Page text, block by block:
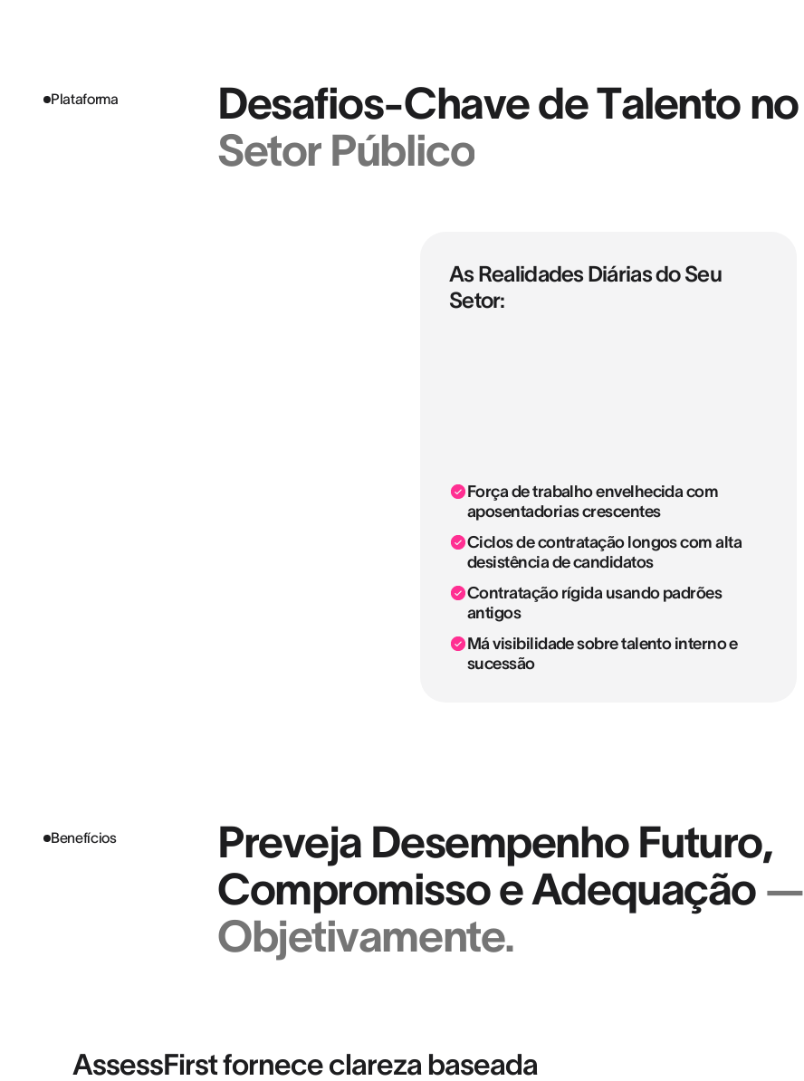
Plataforma
Desafios-Chave de Talento no
Setor Público
As Realidades Diárias do Seu
Setor:
Força de trabalho envelhecida com
aposentadorias crescentes
Ciclos de contratação longos com alta
desistência de candidatos
Contratação rígida usando padrões
antigos
Má visibilidade sobre talento interno e
sucessão
Benefícios
Preveja Desempenho Futuro,
Compromisso e Adequação—
Objetivamente.
AssessFirst fornece clareza baseada